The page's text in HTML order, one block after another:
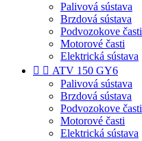
Palivová sústava
Brzdová sústava
Podvozokove časti
Motorové časti
Elektrická sústava
  ATV 150 GY6
Palivová sústava
Brzdová sústava
Podvozokove časti
Motorové časti
Elektrická sústava